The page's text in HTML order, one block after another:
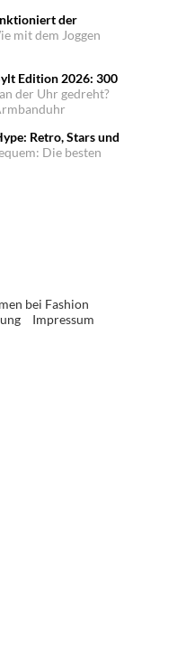
der
mit dem Joggen
Edition 2026: 300
der Uhr gedreht?
Retro, Stars und
Die besten
bei Fashion
Impressum